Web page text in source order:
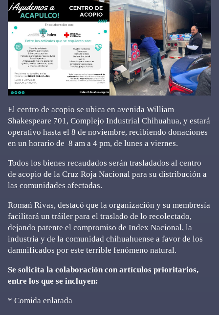
El centro de acopio se ubica en avenida William
Shakespeare 701, Complejo Industrial Chihuahua, y estará
operativo hasta el 8 de noviembre, recibiendo donaciones
en un horario de 8 am a 4 pm, de lunes a viernes.
Todos los bienes recaudados serán trasladados al centro
de acopio de la Cruz Roja Nacional para su distribución a
las comunidades afectadas.
Romań Rivas, destacó que la organización y su membresía
facilitará un tráiler para el traslado de lo recolectado,
dejando patente el compromiso de Index Nacional, la
industria y de la comunidad chihuahuense a favor de los
damnificados por este terrible fenómeno natural.
Se solicita la colaboración con artículos prioritarios,
entre los que se incluyen:
* Comida enlatada